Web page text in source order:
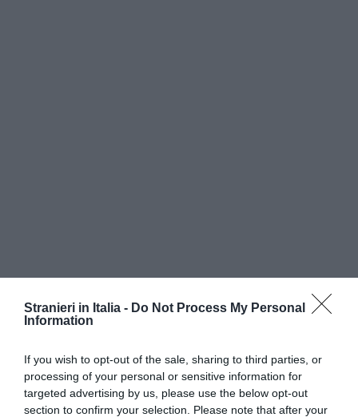
Stranieri in Italia - Do Not Process My Personal
Information
If you wish to opt-out of the sale, sharing to third parties, or
processing of your personal or sensitive information for
targeted advertising by us, please use the below opt-out
section to confirm your selection. Please note that after your
Corte Costituzionale e si sottolinea che la legge
norme di diritto internazionale e comunitario
giudici hanno quindiordinato all’Inps di pagare
assegno di maternità per lavori atipici o